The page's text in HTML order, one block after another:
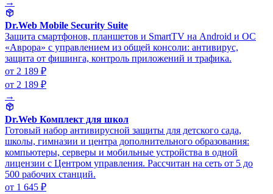
→
Dr.Web Mobile Security Suite
Защита смартфонов, планшетов и SmartTV на Android и ОС
«Аврора» с управлением из общей консоли: антивирус,
защита от фишинга, контроль приложений и трафика.
от 2 189 ₽
от 2 189 ₽
→
Dr.Web Комплект для школ
Готовый набор антивирусной защиты для детского сада,
школы, гимназии и центра дополнительного образования:
компьютеры, серверы и мобильные устройства в одной
лицензии с Центром управления. Рассчитан на сеть от 5 до
500 рабочих станций.
от 1 645 ₽